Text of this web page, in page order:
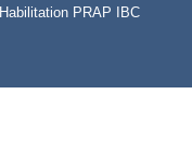
Habilitation PRAP IBC